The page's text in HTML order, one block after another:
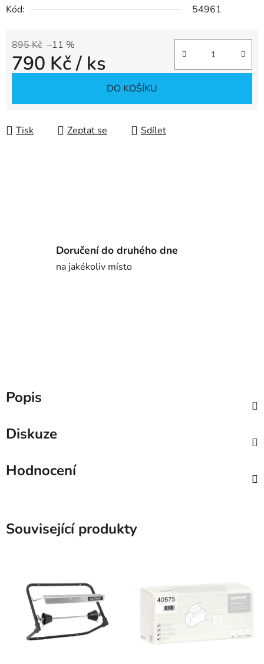
Kód:
54961
895 Kč –11 %
790 Kč/ ks
DO KOŠÍKU
Tisk Zeptat se Sdílet
Doručení do druhého dne
na jakékoliv místo
Popis
Diskuze
Hodnocení
Související produkty